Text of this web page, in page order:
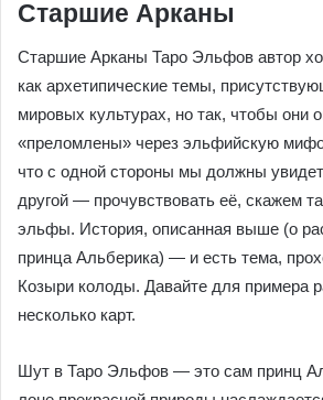
победить. Естественно, на картах вы
разных персонажей этого
Старшие Арканы
Старшие Арканы Таро Эльфов автор
как архетипические темы,
мировых культурах, но так, чтобы они
«преломлены» через эльфийскую
Получается, что с одной стороны мы
классику, но с другой —
словно мы и есть эльфы. История,
проходящая через все Козыри колоды.